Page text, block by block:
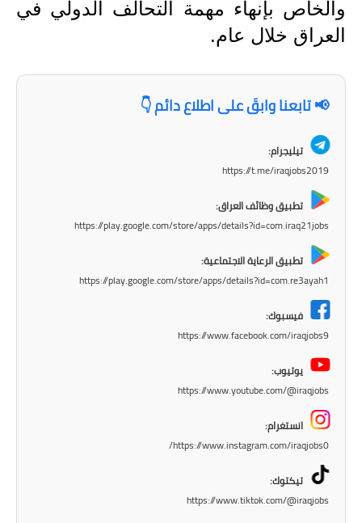
المرحلة الابتدائية
المرحلة المتوسطة
والخاص بإنهاء مهمة التحالف الدولي في
العراق خلال عام.
📢 تابعنا وابقَ على اطلاع دائم 👇
تيليجرام:
https://t.me/iraqjobs2019
تطبيق وظائف العراق:
https://play.google.com/store/apps/details?id=com.iraq21jobs
تطبيق الرعاية الاجتماعية:
https://play.google.com/store/apps/details?id=com.re3ayah1
فيسبوك:
https://www.facebook.com/iraqjobs9
يوتيوب:
https://www.youtube.com/@iraqjobs
انستغرام:
https://www.instagram.com/iraqjobs0/
تيكتوك:
https://www.tiktok.com/@iraqjobs